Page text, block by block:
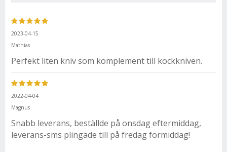
2023-04-15
Mathias
Perfekt liten kniv som komplement till kockkniven.
2022-04-04
Magnus
Snabb leverans, beställde på onsdag eftermiddag,
leverans-sms plingade till på fredag förmiddag!